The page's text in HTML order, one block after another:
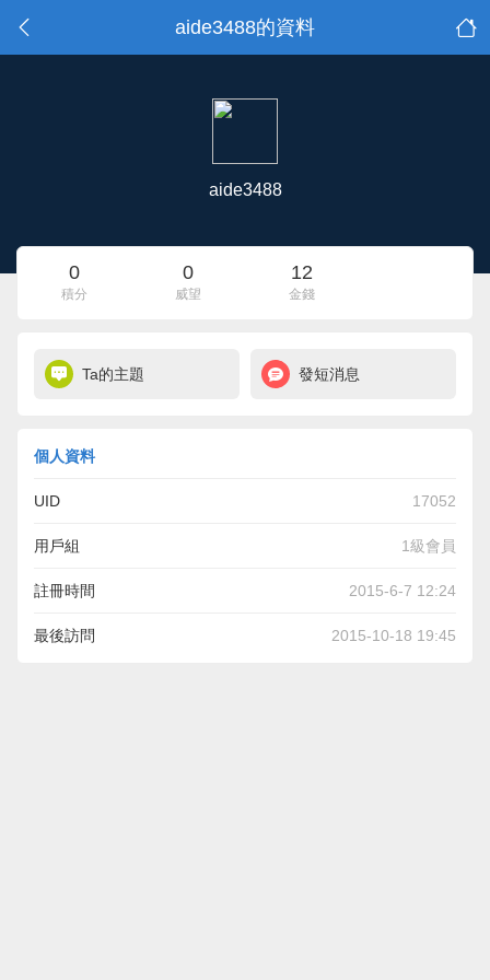
aide3488的資料
aide3488
0
積分
0
威望
12
金錢
Ta的主題 發短消息
個人資料
UID 17052
用戶組 1級會員
註冊時間 2015-6-7 12:24
最後訪問 2015-10-18 19:45